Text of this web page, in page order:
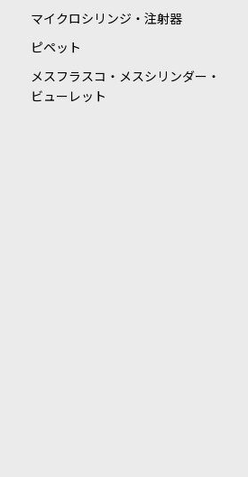
マイクロシリンジ・注射器
ピペット
メスフラスコ・メスシリンダー・
ビューレット